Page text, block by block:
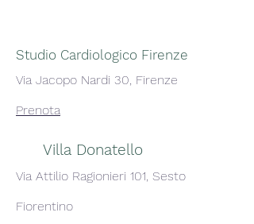
Studio Cardiologico Firenze
Via Jacopo Nardi 30, Firenze
Prenota
Villa Donatello
Via Attilio Ragionieri 101, Sesto
Fiorentino